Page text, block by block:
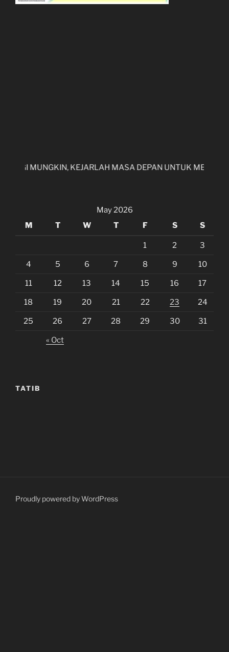
MUNGKIN, KEJARLAH MASA DEPAN UNTUK MERAIH CITA -
May 2026
M
T W T F S S
1 2 3
4 5 6 7 8 9 10
11 12 13 14 15 16 17
18 19 20 21 22 23 24
25 26 27 28 29 30 31
« Oct
TATIB
Proudly powered by WordPress